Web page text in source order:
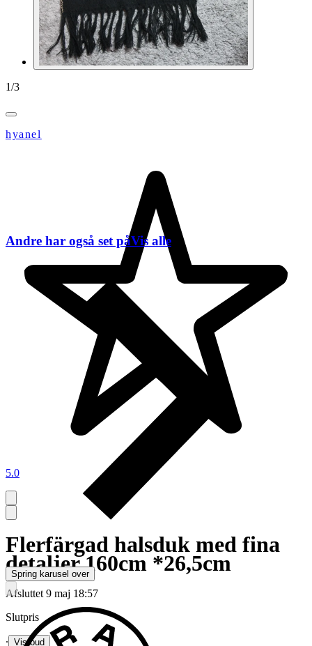
1/3
hyanel
5.0
Flerfärgad halsduk med fina
detaljer 160cm *26,5cm
Afsluttet 9 maj 18:57
Slutpris
∙ Vis bud
Andre har også set påVis alle
Spring karusel over